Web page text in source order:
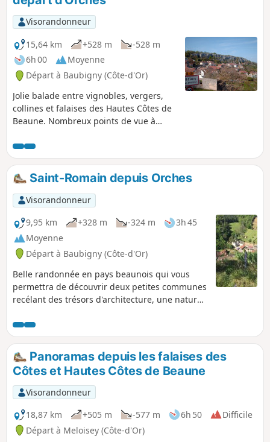
découvrir, à travers des vignes, ces
beaux paysages.
Visorandonneur
15,64 km
+528 m
-528 m
6h 00
Moyenne
Départ à Baubigny (Côte-d'Or)
Jolie balade entre vignobles, vergers,
collines et falaises des Hautes Côtes de
Beaune. Nombreux points de vue à
d'Orches, Saint-Romain, la Rochepot et
son château et le village médiéval de
Dracy.Saint-Romain depuis Orches
Visorandonneur
9,95 km
+328 m -324 m
3h 45
Moyenne
Départ à Baubigny (Côte-d'Or)
Belle randonnée en pays beaunois qui vous
permettra de découvrir deux petites communes
recélant des trésors d'architecture, une nature
touche d'histoire du patrimoine local.
Panoramas depuis les falaises des
Côtes et Hautes Côtes de Beaune
Visorandonneur
18,87 km
+505 m -577 m 6h 50
Difficile
Départ à Meloisey (Côte-d'Or)